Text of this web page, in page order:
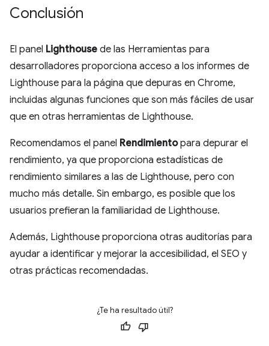
Conclusión
El panel Lighthouse de las Herramientas para
desarrolladores proporciona acceso a los informes de
Lighthouse para la página que depuras en Chrome,
incluidas algunas funciones que son más fáciles de usar
que en otras herramientas de Lighthouse.
Recomendamos el panel Rendimientopara depurar el
rendimiento, ya que proporciona estadísticas de
rendimiento similares a las de Lighthouse, pero con
mucho más detalle. Sin embargo, es posible que los
usuarios prefieran la familiaridad de Lighthouse.
Además, Lighthouse proporciona otras auditorías para
ayudar a identificar y mejorar la accesibilidad, el SEO y
otras prácticas recomendadas.
¿Te ha resultado útil?